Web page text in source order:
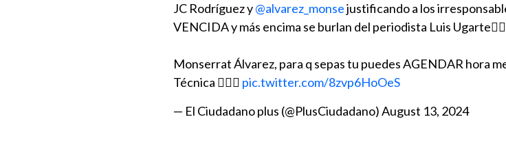
JC Rodríguez y@alvarez_monsejustificando a los
VENCIDA y más encima se burlan del periodista Luis
Monserrat Álvarez, para q sepas tu puedes AGENDAR hora
Técnica 🤷🏼‍♂️ pic.twitter.com/8zvp6HoOeS
— El Ciudadano plus (@PlusCiudadano)August 13, 2024